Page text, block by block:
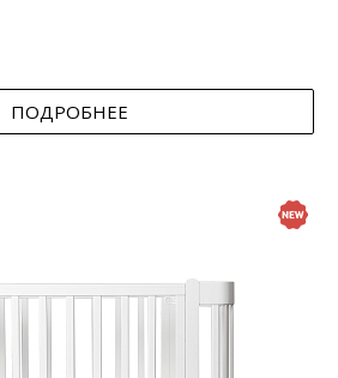
ПОДРОБНЕЕ